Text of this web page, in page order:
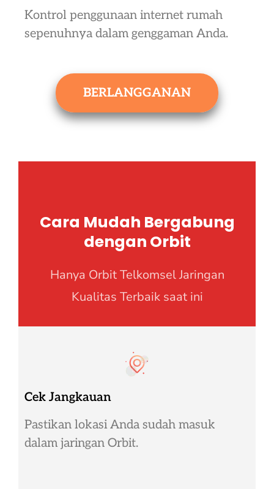
Kontrol penggunaan internet rumah
sepenuhnya dalam genggaman Anda.
BERLANGGANAN
Cara Mudah Bergabung
dengan Orbit
Hanya Orbit Telkomsel Jaringan
Kualitas Terbaik saat ini
Cek Jangkauan
Pastikan lokasi Anda sudah masuk
dalam jaringan Orbit.